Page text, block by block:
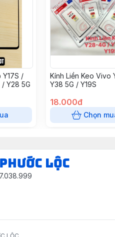
Y17S /
Y28 5G
Kính Liền Keo Vivo
Y38 5G / Y19S
18.000đ
Chọn
LỘC